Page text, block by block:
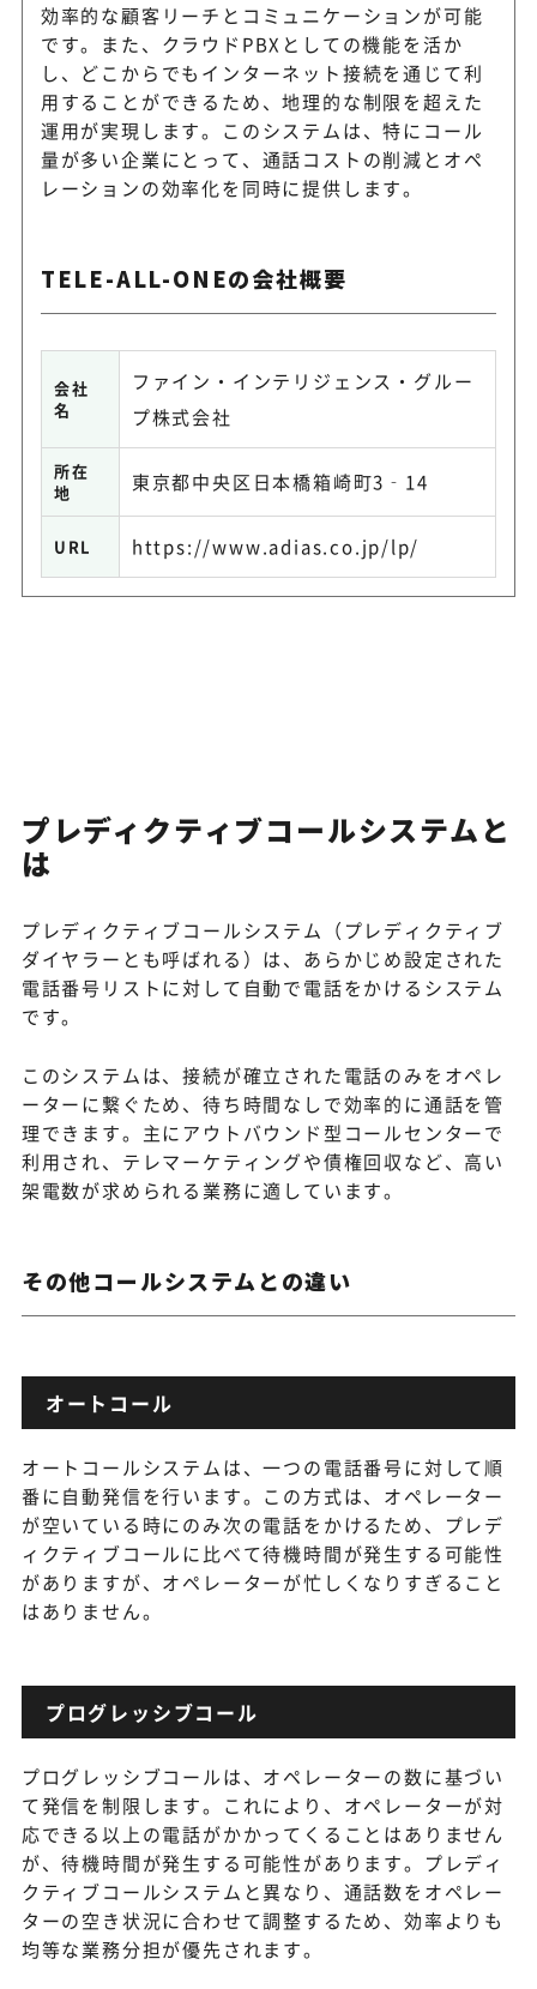
効率的な顧客リーチとコミュニケーションが可能
です。また、クラウドPBXとしての機能を活か
し、どこからでもインターネット接続を通じて利
用することができるため、地理的な制限を超えた
運用が実現します。このシステムは、特にコール
量が多い企業にとって、通話コストの削減とオペ
レーションの効率化を同時に提供します。
TELE-ALL-ONEの会社概要
会社
名
ファイン・インテリジェンス・グルー
プ株式会社
所在
地
東京都中央区日本橋箱崎町3‐14
URL https://www.adias.co.jp/lp/
プレディクティブコールシステムと
は
プレディクティブコールシステム（プレディクティブ
ダイヤラーとも呼ばれる）は、あらかじめ設定された
電話番号リストに対して自動で電話をかけるシステム
です。
このシステムは、接続が確立された電話のみをオペレ
ーターに繋ぐため、待ち時間なしで効率的に通話を管
理できます。主にアウトバウンド型コールセンターで
利用され、テレマーケティングや債権回収など、高い
架電数が求められる業務に適しています。
その他コールシステムとの違い
オートコール
オートコールシステムは、一つの電話番号に対して順
番に自動発信を行います。この方式は、オペレーター
が空いている時にのみ次の電話をかけるため、プレデ
ィクティブコールに比べて待機時間が発生する可能性
がありますが、オペレーターが忙しくなりすぎること
はありません。
プログレッシブコール
プログレッシブコールは、オペレーターの数に基づい
て発信を制限します。これにより、オペレーターが対
応できる以上の電話がかかってくることはありません
が、待機時間が発生する可能性があります。プレディ
クティブコールシステムと異なり、通話数をオペレー
ターの空き状況に合わせて調整するため、効率よりも
均等な業務分担が優先されます。